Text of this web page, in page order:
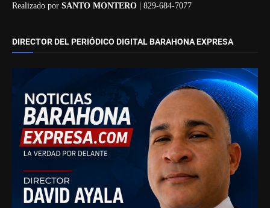
Realizado por SANTO MONTERO | 829-684-7077
DIRECTOR DEL PERIÓDICO DIGITAL BARAHONA EXPRESA